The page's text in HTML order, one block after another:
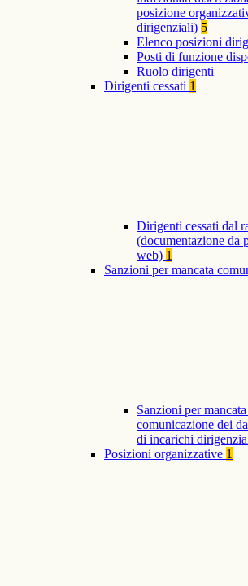
posizione
dirigenziali) 5
Elenco posizioni
Posti di funzione
Ruolo dirigenti
Dirigenti cessati 1
Dirigenti cessati dal
(documentazione da
web) 1
Sanzioni per mancata
Sanzioni per
comunicazione dei
di incarichi
Posizioni organizzative 1